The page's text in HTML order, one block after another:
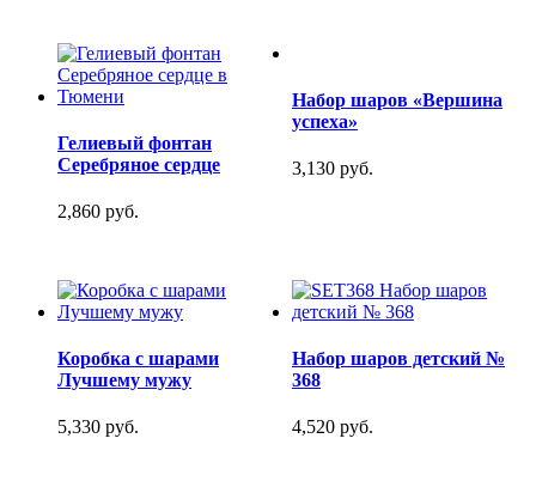
Гелиевый фонтан
Серебряное сердце
2,860 руб.
Набор шаров «Вершина
успеха»
3,130 руб.
Коробка с шарами
Лучшему мужу
5,330 руб.
Набор шаров детский №
368
4,520 руб.